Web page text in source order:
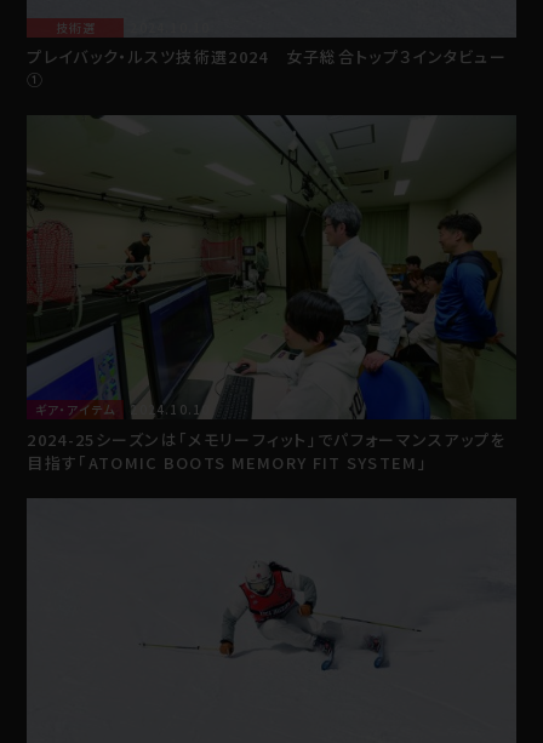
技術選
プレイバック・ルスツ技術選2024 女子総合トップ３インタビュー
①
ギア・アイテム 2024.10.10
2024-25シーズンは「メモリーフィット」でパフォーマンスアップを
目指す「ATOMIC BOOTS MEMORY FIT SYSTEM」